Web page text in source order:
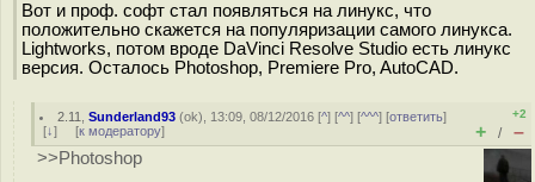
Вот и проф. софт стал появляться на линукс, что
положительно скажется на популяризации самого линукса.
Lightworks, потом вроде DaVinci Resolve Studio есть линукс
версия. Осталось Photoshop, Premiere Pro, AutoCAD.
2.11 ,Sunderland93 (ok), 13:09, 08/12/2016 [^] [^^] [^^^] [ответить]
[↓] [к модератору]
+2
+ / –
>>Photoshop